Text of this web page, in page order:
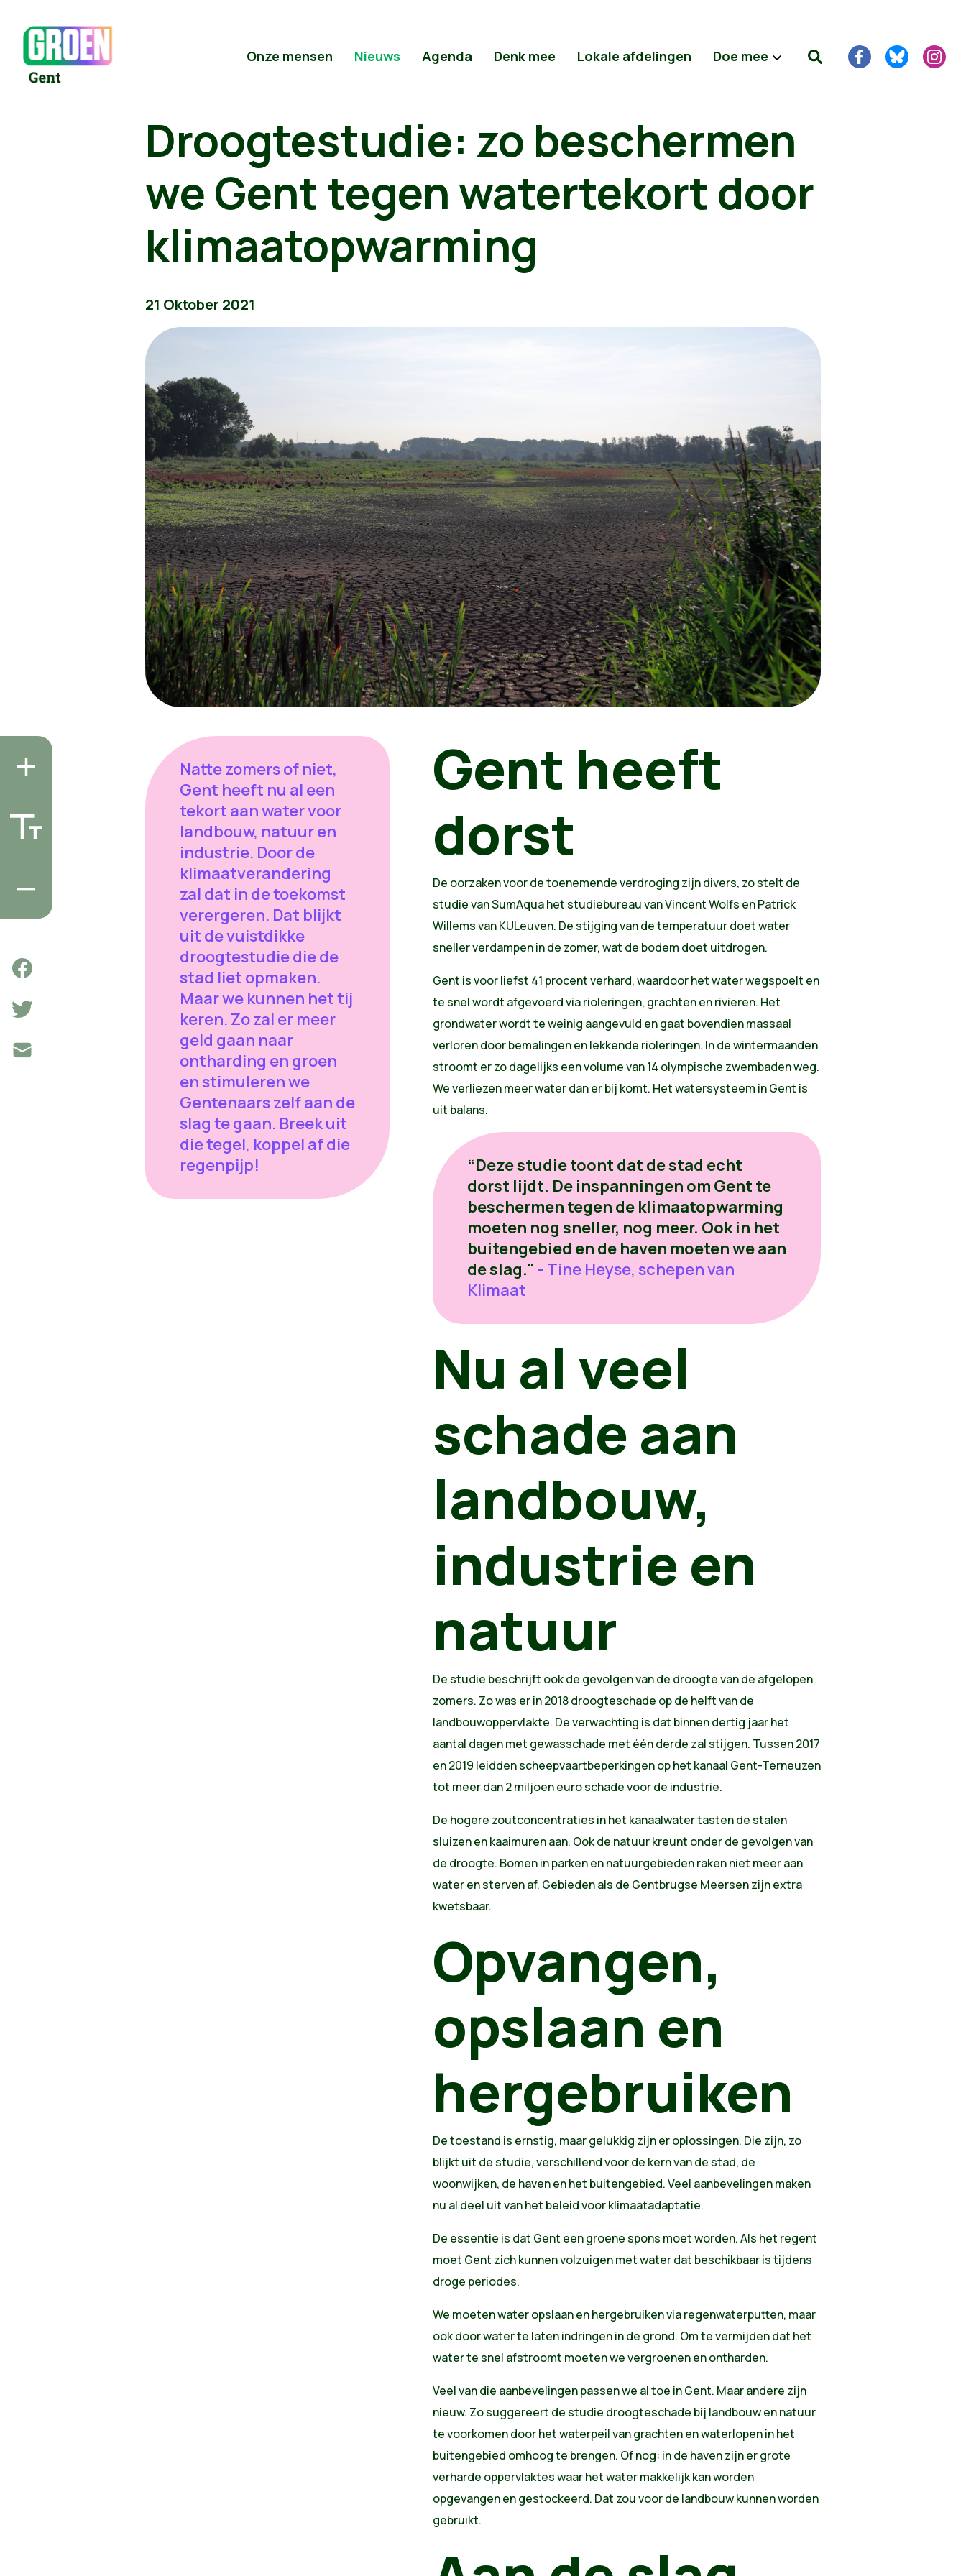
Onze mensen Nieuws Agenda Denk mee Lokale afdelingen Doe mee
Droogtestudie: zo beschermen
we Gent tegen watertekort door
klimaatopwarming
21 Oktober 2021
Natte zomers of niet,
Gent heeft nu al een
tekort aan water voor
landbouw, natuur en
industrie. Door de
klimaatverandering
zal dat in de toekomst
verergeren. Dat blijkt
uit de vuistdikke
droogtestudie die de
stad liet opmaken.
Maar we kunnen het tij
keren. Zo zal er meer
geld gaan naar
ontharding en groen
en stimuleren we
Gentenaars zelf aan de
slag te gaan. Breek uit
die tegel, koppel af die
regenpijp!
Gent heeft
dorst
De oorzaken voor de toenemende verdroging zijn divers, zo stelt de
studie van SumAqua het studiebureau van Vincent Wolfs en Patrick
Willems van KULeuven. De stijging van de temperatuur doet water
sneller verdampen in de zomer, wat de bodem doet uitdrogen.
Gent is voor liefst 41 procent verhard, waardoor het water wegspoelt en
te snel wordt afgevoerd via rioleringen, grachten en rivieren. Het
grondwater wordt te weinig aangevuld en gaat bovendien massaal
verloren door bemalingen en lekkende rioleringen. In de wintermaanden
stroomt er zo dagelijks een volume van 14 olympische zwembaden weg.
We verliezen meer water dan er bij komt. Het watersysteem in Gent is
uit balans.
“Deze studie toont dat de stad echt
dorst lijdt. De inspanningen om Gent te
beschermen tegen de klimaatopwarming
moeten nog sneller, nog meer. Ook in het
buitengebied en de haven moeten we aan
de slag." - Tine Heyse, schepen van
Klimaat
Nu al veel
schade aan
landbouw,
industrie en
natuur
De studie beschrijft ook de gevolgen van de droogte van de afgelopen
zomers. Zo was er in 2018 droogteschade op de helft van de
landbouwoppervlakte. De verwachting is dat binnen dertig jaar het
aantal dagen met gewasschade met één derde zal stijgen. Tussen 2017
en 2019 leidden scheepvaartbeperkingen op het kanaal Gent-Terneuzen
tot meer dan 2 miljoen euro schade voor de industrie.
De hogere zoutconcentraties in het kanaalwater tasten de stalen
sluizen en kaaimuren aan. Ook de natuur kreunt onder de gevolgen van
de droogte. Bomen in parken en natuurgebieden raken niet meer aan
water en sterven af. Gebieden als de Gentbrugse Meersen zijn extra
kwetsbaar.
Opvangen,
opslaan en
hergebruiken
De toestand is ernstig, maar gelukkig zijn er oplossingen. Die zijn, zo
blijkt uit de studie, verschillend voor de kern van de stad, de
woonwijken, de haven en het buitengebied. Veel aanbevelingen maken
nu al deel uit van het beleid voor klimaatadaptatie.
De essentie is dat Gent een groene spons moet worden. Als het regent
moet Gent zich kunnen volzuigen met water dat beschikbaar is tijdens
droge periodes.
We moeten water opslaan en hergebruiken via regenwaterputten, maar
ook door water te laten indringen in de grond. Om te vermijden dat het
water te snel afstroomt moeten we vergroenen en ontharden.
Veel van die aanbevelingen passen we al toe in Gent. Maar andere zijn
nieuw. Zo suggereert de studie droogteschade bij landbouw en natuur
te voorkomen door het waterpeil van grachten en waterlopen in het
buitengebied omhoog te brengen. Of nog: in de haven zijn er grote
verharde oppervlaktes waar het water makkelijk kan worden
opgevangen en gestockeerd. Dat zou voor de landbouw kunnen worden
gebruikt.